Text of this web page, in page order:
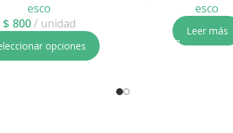
esco
$ 800 unidad
opciones
esco
Leer más